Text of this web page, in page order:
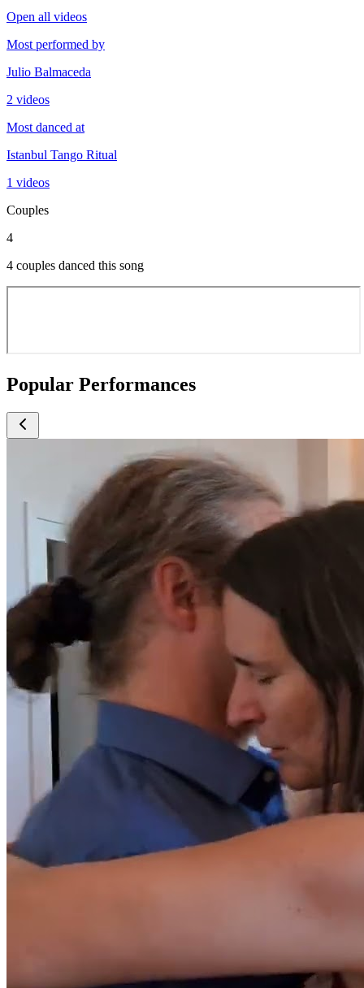
Open all videos
Most performed by
Julio Balmaceda
2 videos
Most danced at
Istanbul Tango Ritual
1 videos
Couples
4
4 couples danced this song
Popular Performances